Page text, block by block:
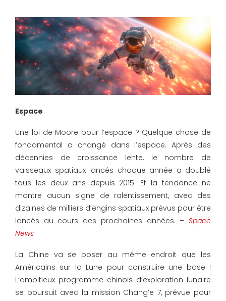
Espace
Une loi de Moore pour l’espace ? Quelque chose de
fondamental a changé dans l’espace. Après des
décennies de croissance lente, le nombre de
vaisseaux spatiaux lancés chaque année a doublé
tous les deux ans depuis 2015. Et la tendance ne
montre aucun signe de ralentissement, avec des
dizaines de milliers d’engins spatiaux prévus pour être
lancés au cours des prochaines années. – Space
News
La Chine va se poser au même endroit que les
Américains sur la Lune pour construire une base !
L’ambitieux programme chinois d’exploration lunaire
se poursuit avec la mission Chang’e 7, prévue pour